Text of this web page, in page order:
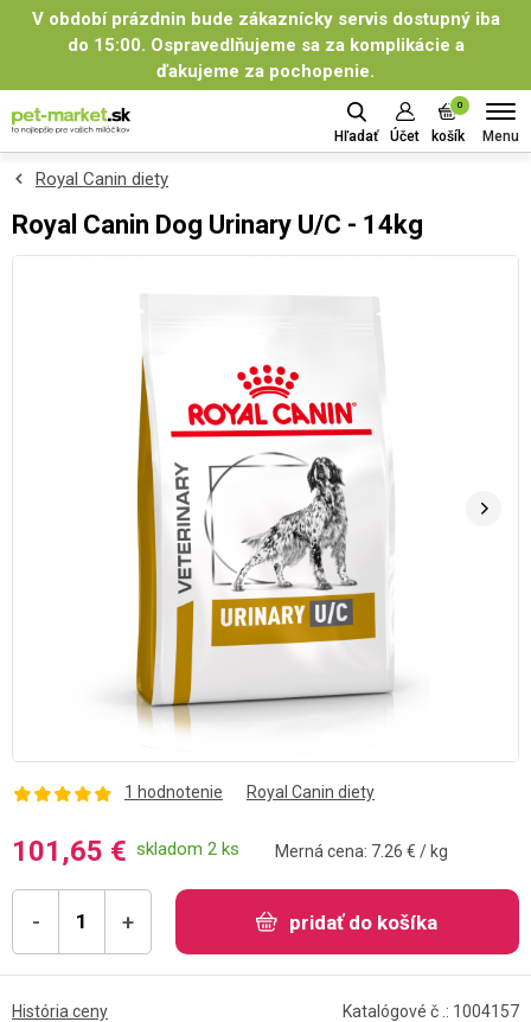
V období prázdnin bude zákaznícky servis dostupný iba
do 15:00. Ospravedlňujeme sa za komplikácie a
ďakujeme za pochopenie.
Hľadať Účet
0
košík Menu
Royal Canin diety
Royal Canin Dog Urinary U/C - 14kg
1 hodnotenie Royal Canin diety
101,65 € skladom 2 ks Merná cena: 7.26 € / kg
- + pridať do košíka
História ceny Katalógové č .: 1004157